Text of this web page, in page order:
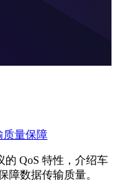
质量保障
QoS 特性，介绍车
障数据传输质量。